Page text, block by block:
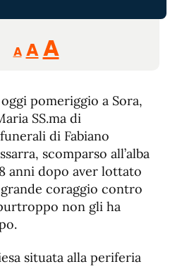
A
Reducir
tamaño
A Restablecer
tamaño
fuente
AAumentar
de
fuente.
pomeriggio a Sora,
SS.ma di
di Fabiano
scomparso all’alba
anni dopo aver lottato
coraggio contro
non gli ha
situata alla periferia